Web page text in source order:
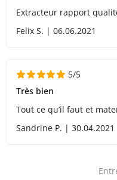
Extracteur rapport
Felix S. | 06.06.2021
5/5
Très bien
Tout ce qu’il faut et
Sandrine P. | 30.04.2021